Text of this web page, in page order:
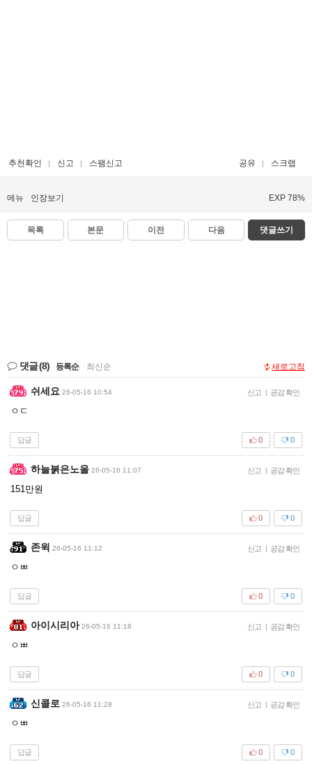
추천확인 신고 스팸신고 공유 스크랩
메뉴 인장보기 EXP 78%
목록 본문 이전 다음 댓글쓰기
댓글(8) 등록순 최신순 새로고침
쉬세요 26-05-16 10:54 신고 | 공감 확인
ㅇㄷ
답글 0
0
하늘붉은노을 26-05-16 11:07 신고 | 공감 확인
151만원
답글 0
0
존윅 26-05-16 11:12 신고 | 공감 확인
ㅇㅃ
답글 0
0
아이시리아 26-05-16 11:18 신고 | 공감 확인
ㅇㅃ
답글 0
0
신콜로 26-05-16 11:28 신고 | 공감 확인
ㅇㅃ
답글 0
0